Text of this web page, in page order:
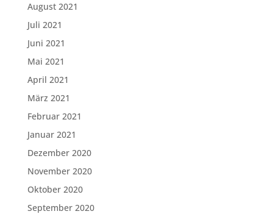
August 2021
Juli 2021
Juni 2021
Mai 2021
April 2021
März 2021
Februar 2021
Januar 2021
Dezember 2020
November 2020
Oktober 2020
September 2020